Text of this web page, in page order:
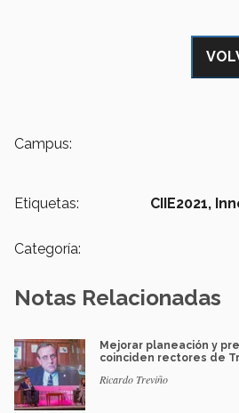
Campus:
Etiquetas: CIIE2021,
Categoría:
Notas Relacionadas
Mejorar planeación y
coinciden rectores de
Ricardo Treviño